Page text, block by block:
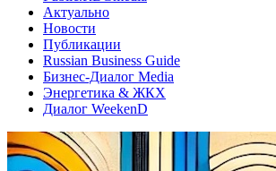
Актуально
Новости
Публикации
Russian Business Guide
Бизнес-Диалог Media
Энергетика & ЖКХ
Диалог WeekenD